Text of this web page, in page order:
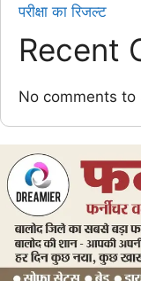
परीक्षा का रिजल्ट
Recent
No comments to